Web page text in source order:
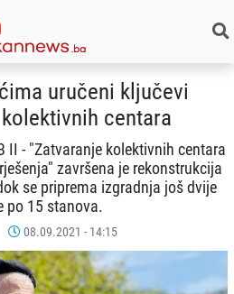
uručeni ključevi
centara
II - "Zatvaranje kolektivnih centara
završena je rekonstrukcija
se priprema izgradnja još dvije
po 15 stanova.
08.09.2021 - 14:15